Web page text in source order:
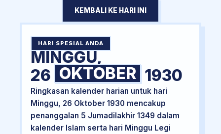
KEMBALI KE HARI INI
HARI SPESIAL ANDA
MINGGU,
26 OKTOBER 1930
Ringkasan kalender harian untuk hari
Minggu, 26 Oktober 1930 mencakup
penanggalan 5 Jumadilakhir 1349 dalam
kalender Islam serta hari Minggu Legi